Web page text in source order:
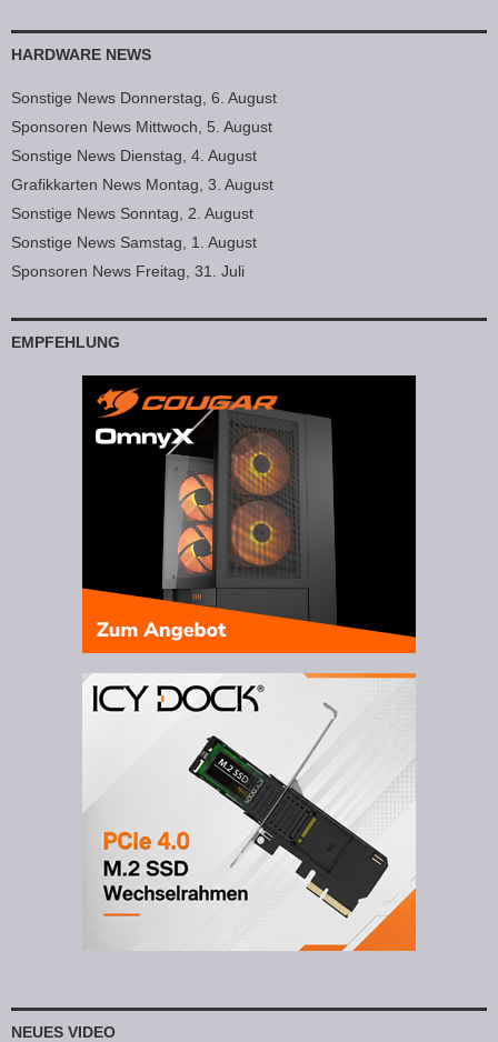
HARDWARE NEWS
Sonstige News Donnerstag, 6. August
Sponsoren News Mittwoch, 5. August
Sonstige News Dienstag, 4. August
Grafikkarten News Montag, 3. August
Sonstige News Sonntag, 2. August
Sonstige News Samstag, 1. August
Sponsoren News Freitag, 31. Juli
EMPFEHLUNG
NEUES VIDEO